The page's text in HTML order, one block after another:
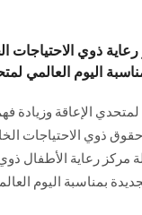
ذوي الاحتياجات
اليوم العالمي
لمتحدي الإعاقة وزيادة
ذوي الاحتياجات
مركز رعاية الأطفال
بمناسبة اليوم